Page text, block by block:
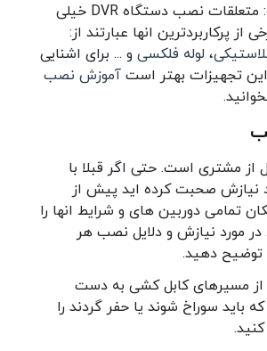
متعلقات نصب: متعلقات نصب دستگاه DVR خیلی
از پرکاربردترین انها عبارتند از:
، لوله فلکسی و ... برای اشنایی
تجهیزات بهتر است آموزش نصب
از مشتری است. حتی اگر قبلا با
نیازش صحبت کرده اید پیش از
تمامی دوربین های و شرایط انها را
در مورد نیازش و دلایل نصب هر
توضیح دهید.
از مسیرهای کابل کشی به دست
که باید سوراخ شوند یا حفر گردند را